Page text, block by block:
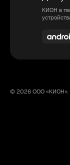
КИОН в
© 2026 ООО «КИОН».